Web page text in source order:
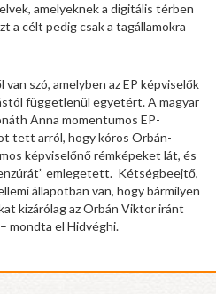
amelyeknek a digitális térben
a célt pedig csak a tagállamokra
szó, amelyben az EP képviselők
függetlenül egyetért. A magyar
Anna momentumos EP-
tett arról, hogy kóros Orbán-
képviselőnő rémképeket lát, és
emlegetett. Kétségbeejtő,
állapotban van, hogy bármilyen
kizárólag az Orbán Viktor iránt
mondta el Hidvéghi.